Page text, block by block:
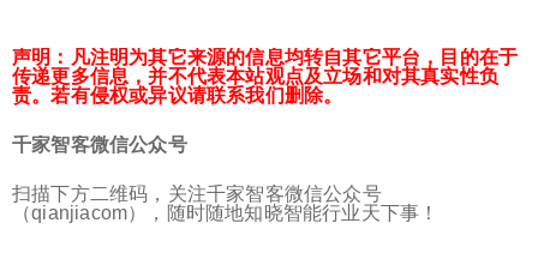
声明：凡注明为其它来源的信息均转自其它平台，目的在于
传递更多信息，并不代表本站观点及立场和对其真实性负
责。若有侵权或异议请联系我们删除。
千家智客微信公众号
扫描下方二维码，关注千家智客微信公众号
（qianjiacom），随时随地知晓智能行业天下事！